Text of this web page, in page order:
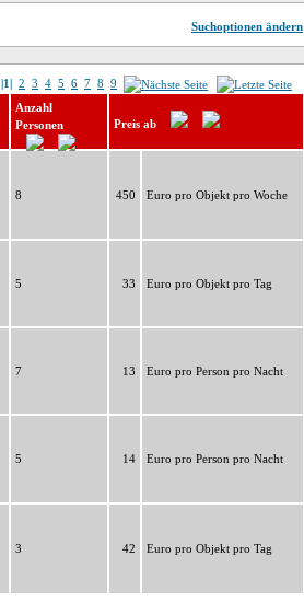
Suchoptionen ändern
|1| 2 3 4 5 6 7 8 9
Anzahl
Personen
Preis ab
8 450 Euro pro Objekt pro Woche
5 33 Euro pro Objekt pro Tag
7 13 Euro pro Person pro Nacht
5 14 Euro pro Person pro Nacht
3 42 Euro pro Objekt pro Tag